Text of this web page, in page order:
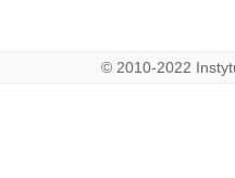
© 2010-2022